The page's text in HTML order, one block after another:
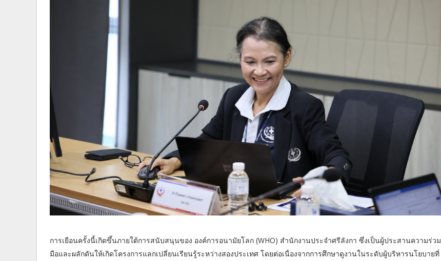
การเยือนครั้งนี้เกิดขึ้นภายใต้การสนับสนุนของ องค์การอนามัยโลก (WHO) สำนักงานประจำศรีลังกา ซึ่งเป็นผู้ประสานความร่วม
มือและผลักดันให้เกิดโครงการแลกเปลี่ยนเรียนรู้ระหว่างสองประเทศ โดยต่อเนื่องจากการศึกษาดูงานในระดับผู้บริหารนโยบายที่